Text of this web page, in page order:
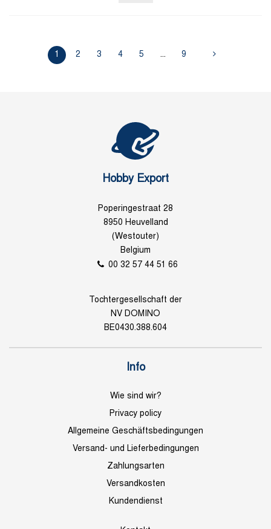
1 2 3 4 5 ... 9
Hobby Export
Poperingestraat 28
8950 Heuvelland
(Westouter)
Belgium
00 32 57 44 51 66
Tochtergesellschaft der
NV DOMINO
BE0430.388.604
Info
Wie sind wir?
Privacy policy
Allgemeine Geschäftsbedingungen
Versand- und Lieferbedingungen
Zahlungsarten
Versandkosten
Kundendienst